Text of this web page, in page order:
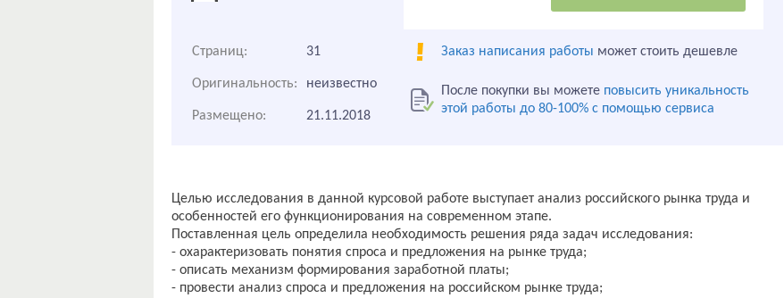
Страниц: 31 Заказ написания работы может стоить дешевле
Оригинальность: неизвестно После покупки вы можете повысить уникальность
этой работы до 80-100% с помощью сервиса
Размещено: 21.11.2018
Целью исследования в данной курсовой работе выступает анализ российского рынка труда и
особенностей его функционирования на современном этапе.
Поставленная цель определила необходимость решения ряда задач исследования:
- охарактеризовать понятия спроса и предложения на рынке труда;
- описать механизм формирования заработной платы;
- провести анализ спроса и предложения на российском рынке труда;